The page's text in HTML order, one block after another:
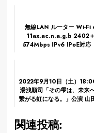
無線LAN ルーター Wi-Fi
11ax.ac.n.a.g.b 2402＋
574Mbps IPv6 IPoE対応
2022年9月10日（土）
湯浅順司「その雫は、未来
繋がる虹になる。」公演 山
関連投稿: